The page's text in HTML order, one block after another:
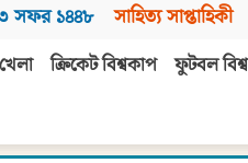
সফর ১৪৪৮ সাহিত্য সাপ্তাহিকী
খেলা ক্রিকেট বিশ্বকাপ ফুটবল